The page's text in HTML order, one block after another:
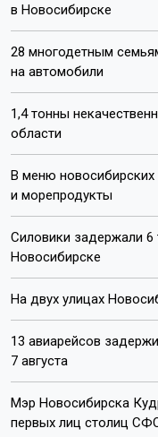
в Новосибирске
28 многодетным
на автомобили
1,4 тонны
области
В меню
и морепродукты
Силовики задержали
Новосибирске
На двух улицах
13 авиарейсов
7 августа
Мэр Новосибирска
первых лиц столиц